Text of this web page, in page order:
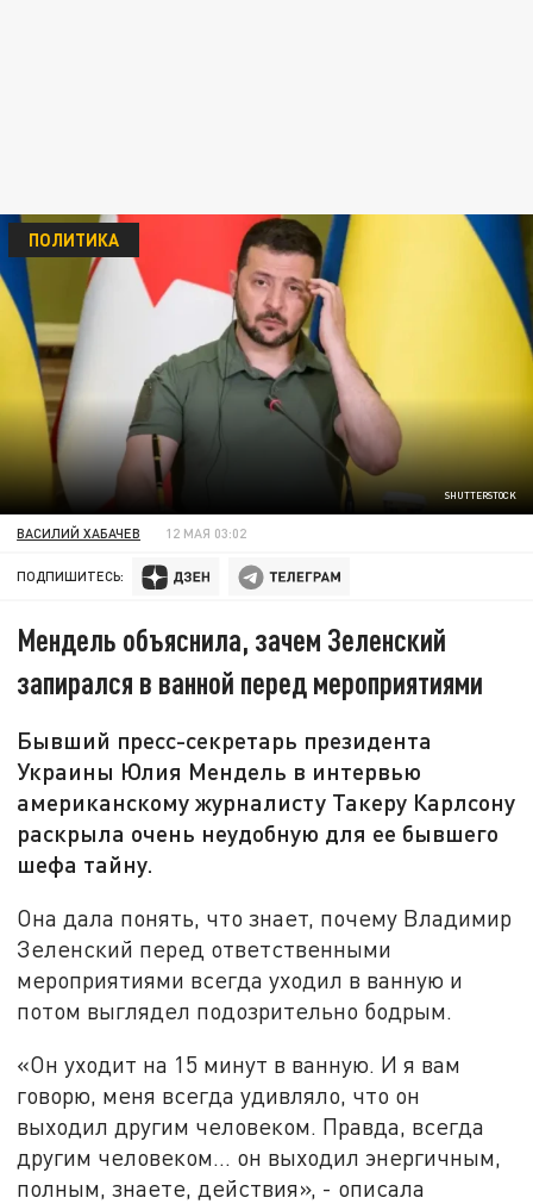
SHUTTERSTOCK
ПОЛИТИКА
ВАСИЛИЙ ХАБАЧЕВ 12 МАЯ 03:02
ПОДПИШИТЕСЬ:
Мендель объяснила, зачем Зеленский
запирался в ванной перед мероприятиями
Бывший пресс-секретарь президента
Украины Юлия Мендель в интервью
американскому журналисту Такеру Карлсону
раскрыла очень неудобную для ее бывшего
шефа тайну.
Она дала понять, что знает, почему Владимир
Зеленский перед ответственными
мероприятиями всегда уходил в ванную и
потом выглядел подозрительно бодрым.
«Он уходит на 15 минут в ванную. И я вам
говорю, меня всегда удивляло, что он
выходил другим человеком. Правда, всегда
другим человеком... он выходил энергичным,
полным, знаете, действия», - описала